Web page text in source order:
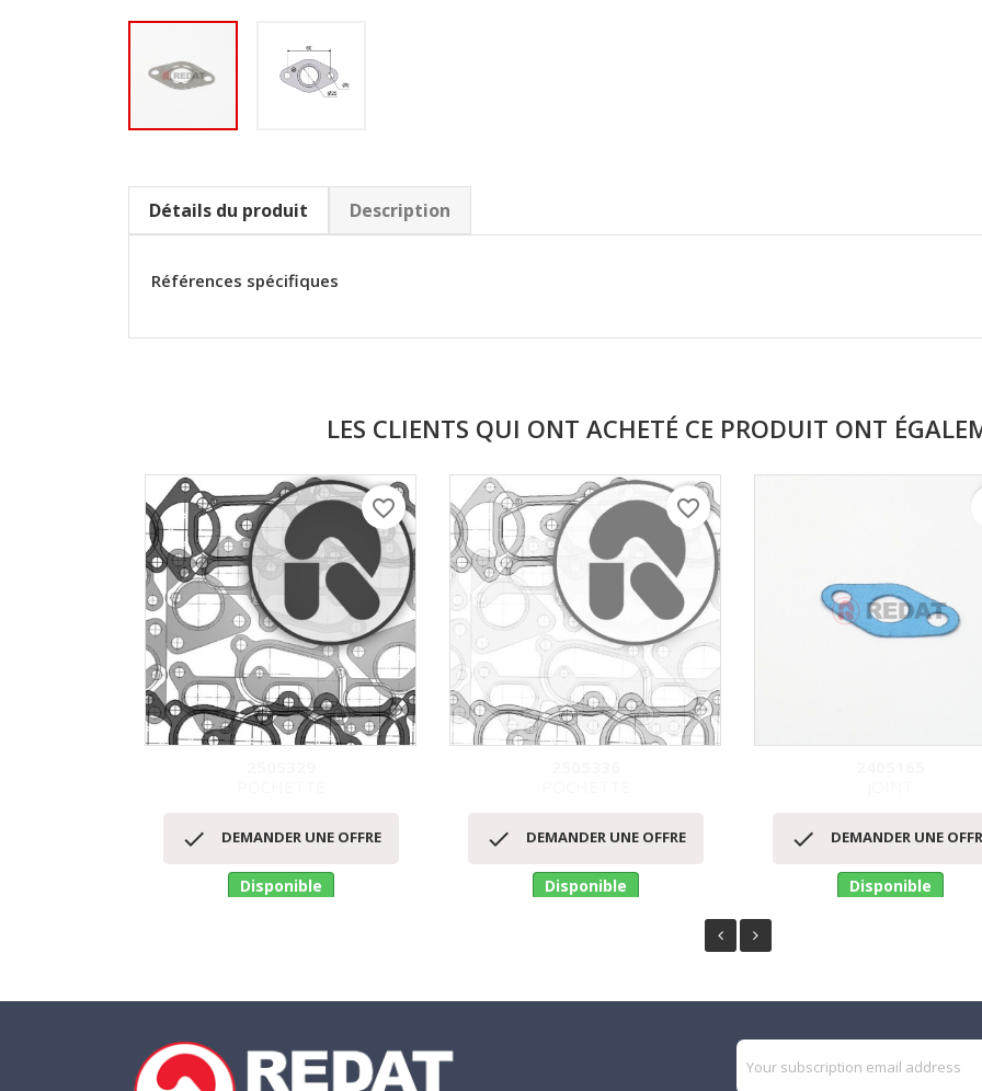
Détails du produit Description
Références spécifiques
LES CLIENTS QUI ONT ACHETÉ CE PRODUIT ONT
Aperçu rapide
 DEMANDER UNE OFFRE
Disponible
favorite_border
Aperçu rapide
 DEMANDER UNE OFFRE
Disponible
favorite_border
Aperçu rapide
 DEMANDER UNE
Disponible